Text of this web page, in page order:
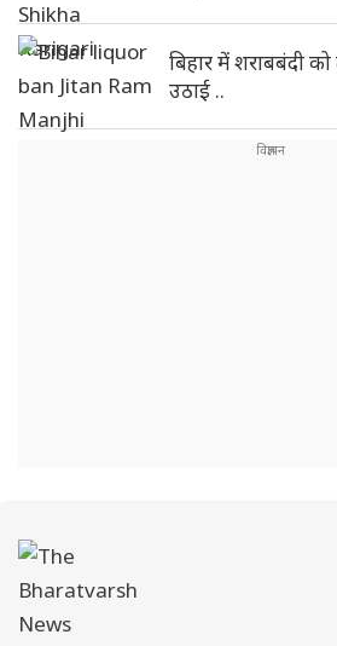
बिहार में शराबबंदी
उठाई ..